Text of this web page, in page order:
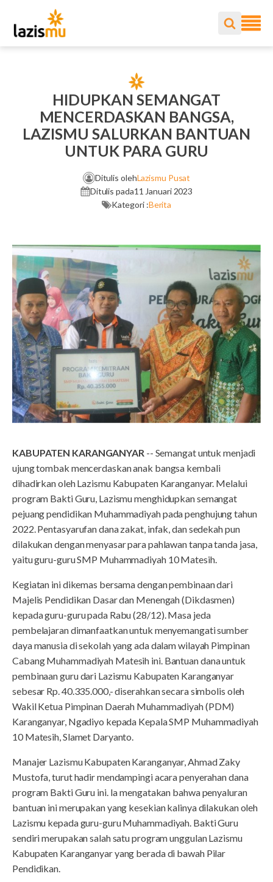
HIDUPKAN SEMANGAT
MENCERDASKAN BANGSA,
LAZISMU SALURKAN BANTUAN
UNTUK PARA GURU
Ditulis olehLazismu Pusat
Ditulis pada11 Januari 2023
Kategori :Berita
KABUPATEN KARANGANYAR -- Semangat untuk menjadi
ujung tombak mencerdaskan anak bangsa kembali
dihadirkan oleh Lazismu Kabupaten Karanganyar. Melalui
program Bakti Guru, Lazismu menghidupkan semangat
pejuang pendidikan Muhammadiyah pada penghujung tahun
2022. Pentasyarufan dana zakat, infak, dan sedekah pun
dilakukan dengan menyasar para pahlawan tanpa tanda jasa,
yaitu guru-guru SMP Muhammadiyah 10 Matesih.
Kegiatan ini dikemas bersama dengan pembinaan dari
Majelis Pendidikan Dasar dan Menengah (Dikdasmen)
kepada guru-guru pada Rabu (28/12). Masa jeda
pembelajaran dimanfaatkan untuk menyemangati sumber
daya manusia di sekolah yang ada dalam wilayah Pimpinan
Cabang Muhammadiyah Matesih ini. Bantuan dana untuk
pembinaan guru dari Lazismu Kabupaten Karanganyar
sebesar Rp. 40.335.000,- diserahkan secara simbolis oleh
Wakil Ketua Pimpinan Daerah Muhammadiyah (PDM)
Karanganyar, Ngadiyo kepada Kepala SMP Muhammadiyah
10 Matesih, Slamet Daryanto.
Manajer Lazismu Kabupaten Karanganyar, Ahmad Zaky
Mustofa, turut hadir mendampingi acara penyerahan dana
program Bakti Guru ini. Ia mengatakan bahwa penyaluran
bantuan ini merupakan yang kesekian kalinya dilakukan oleh
Lazismu kepada guru-guru Muhammadiyah. Bakti Guru
sendiri merupakan salah satu program unggulan Lazismu
Kabupaten Karanganyar yang berada di bawah Pilar
Pendidikan.